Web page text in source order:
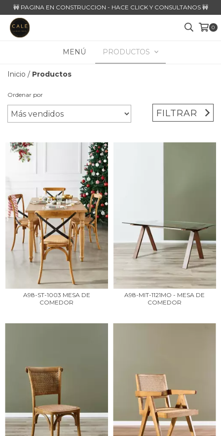
🚧 PAGINA EN CONSTRUCCION - HACE CLICK Y CONSULTANOS 🚧
0
MENÚ PRODUCTOS
Inicio / Productos
Ordenar por
FILTRAR
A98-ST-1003 MESA DE
COMEDOR
A98-MIT-1121MO - MESA DE
COMEDOR